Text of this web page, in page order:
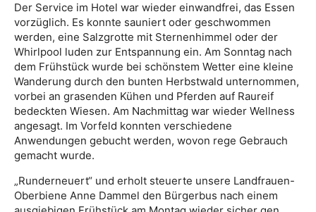
Der Service im Hotel war wieder einwandfrei, das Essen
vorzüglich. Es konnte sauniert oder geschwommen
werden, eine Salzgrotte mit Sternenhimmel oder der
Whirlpool luden zur Entspannung ein. Am Sonntag nach
dem Frühstück wurde bei schönstem Wetter eine kleine
Wanderung durch den bunten Herbstwald unternommen,
vorbei an grasenden Kühen und Pferden auf Raureif
bedeckten Wiesen. Am Nachmittag war wieder Wellness
angesagt. Im Vorfeld konnten verschiedene
Anwendungen gebucht werden, wovon rege Gebrauch
gemacht wurde.
„Runderneuert“ und erholt steuerte unsere Landfrauen-
Oberbiene Anne Dammel den Bürgerbus nach einem